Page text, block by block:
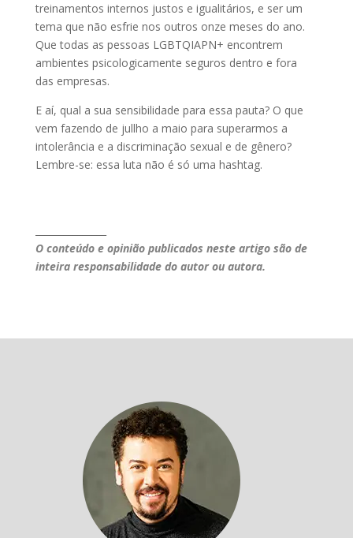
treinamentos internos justos e igualitários, e ser um
tema que não esfrie nos outros onze meses do ano.
Que todas as pessoas LGBTQIAPN+ encontrem
ambientes psicologicamente seguros dentro e fora
das empresas.
E aí, qual a sua sensibilidade para essa pauta? O que
vem fazendo de jullho a maio para superarmos a
intolerância e a discriminação sexual e de gênero?
Lembre-se: essa luta não é só uma hashtag.
O conteúdo e opinião publicados neste artigo são de
inteira responsabilidade do autor ou autora.